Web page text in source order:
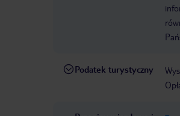
Podatek turystyczny